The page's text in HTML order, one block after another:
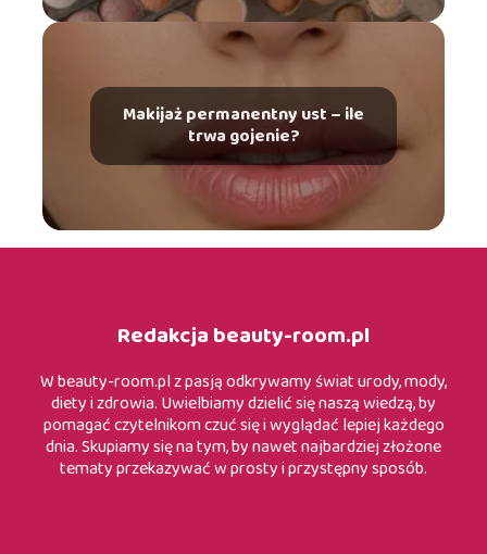
Makijaż permanentny ust – ile
trwa gojenie?
Redakcja beauty-room.pl
W beauty-room.pl z pasją odkrywamy świat urody, mody,
diety i zdrowia. Uwielbiamy dzielić się naszą wiedzą, by
pomagać czytelnikom czuć się i wyglądać lepiej każdego
dnia. Skupiamy się na tym, by nawet najbardziej złożone
tematy przekazywać w prosty i przystępny sposób.